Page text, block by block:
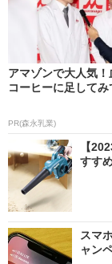
アマゾンで大人気
コーヒーに足してみ
PR(森永乳業)
【
すす
スマ
ャン